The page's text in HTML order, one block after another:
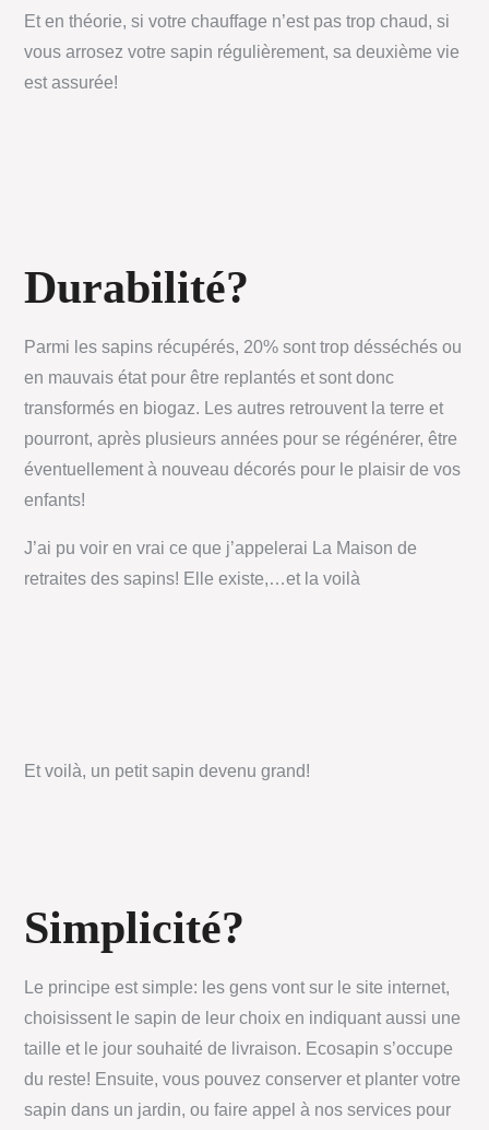
Et en théorie, si votre chauffage n’est pas trop chaud, si
vous arrosez votre sapin régulièrement, sa deuxième vie
est assurée!
Durabilité?
Parmi les sapins récupérés, 20% sont trop désséchés ou
en mauvais état pour être replantés et sont donc
transformés en biogaz. Les autres retrouvent la terre et
pourront, après plusieurs années pour se régénérer, être
éventuellement à nouveau décorés pour le plaisir de vos
enfants!
J’ai pu voir en vrai ce que j’appelerai La Maison de
retraites des sapins! Elle existe,…et la voilà
Et voilà, un petit sapin devenu grand!
Simplicité?
Le principe est simple: les gens vont sur le site internet,
choisissent le sapin de leur choix en indiquant aussi une
taille et le jour souhaité de livraison. Ecosapin s’occupe
du reste! Ensuite, vous pouvez conserver et planter votre
sapin dans un jardin, ou faire appel à nos services pour